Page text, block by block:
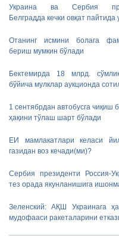
Украина ва Сербия
Белградда кечки овқат пайтида
Отанинг исмини болага
бериш мумкин бўлади
Бектемирда 18 млрд.
бўйича мулклар аукционда
1 сентябрдан автобусга чиқиш
ҳақини тўлаш шарт бўлади
ЕИ мамлакатлари келаси
газидан воз кечади(ми)?
Сербия президенти Россия-
тез орада якунланишига
Зеленский: АҚШ Украинага
мудофааси ракеталарини